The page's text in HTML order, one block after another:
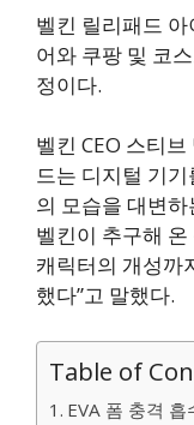
벨킨 릴리패드
어와 쿠팡 및 코
정이다.
벨킨 CEO 스티
드는 디지털 기
의 모습을 대변하
벨킨이 추구해
캐릭터의 개성까
했다”고 말했다.
Table of
EVA 폼 충격 흡